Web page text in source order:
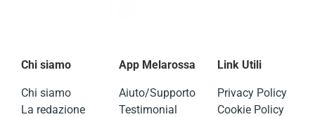
Chi siamo
Chi siamo
La redazione
App Melarossa
Aiuto/Supporto
Testimonial
Link Utili
Privacy Policy
Cookie Policy